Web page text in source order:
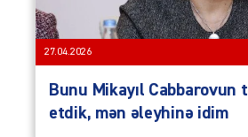
27.04.2026
Bunu Mikayıl Cabbarovun
etdik, mən əleyhinə idim